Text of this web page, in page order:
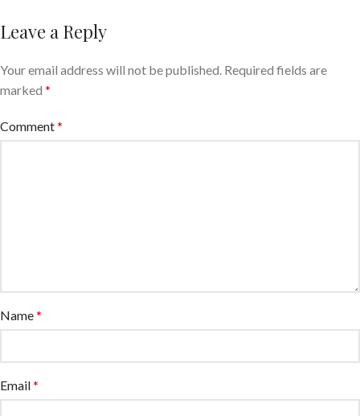
Leave a Reply
Your email address will not be published. Required fields are
marked *
Comment*
Name*
Email*